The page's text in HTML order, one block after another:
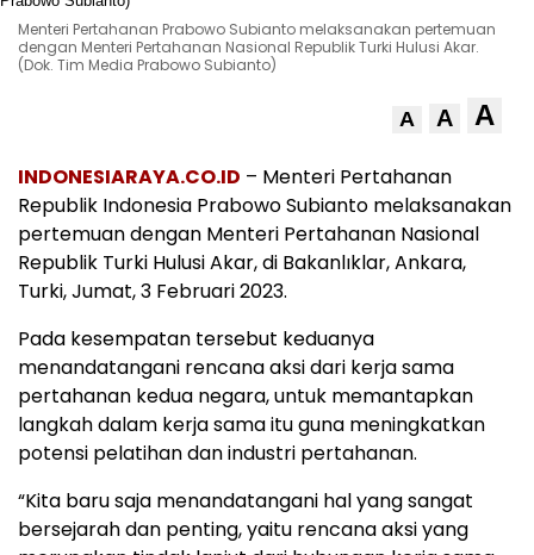
Menteri Pertahanan Prabowo Subianto melaksanakan pertemuan
dengan Menteri Pertahanan Nasional Republik Turki Hulusi Akar.
(Dok. Tim Media Prabowo Subianto)
A A A
INDONESIARAYA.CO.ID – Menteri Pertahanan
Republik Indonesia Prabowo Subianto melaksanakan
pertemuan dengan Menteri Pertahanan Nasional
Republik Turki Hulusi Akar, di Bakanlıklar, Ankara,
Turki, Jumat, 3 Februari 2023.
Pada kesempatan tersebut keduanya
menandatangani rencana aksi dari kerja sama
pertahanan kedua negara, untuk memantapkan
langkah dalam kerja sama itu guna meningkatkan
potensi pelatihan dan industri pertahanan.
“Kita baru saja menandatangani hal yang sangat
bersejarah dan penting, yaitu rencana aksi yang